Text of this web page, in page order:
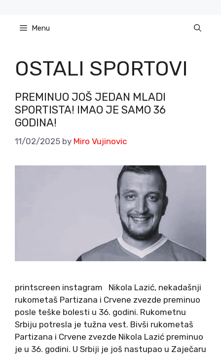
content Menu
OSTALI SPORTOVI
PREMINUO JOŠ JEDAN MLADI
SPORTISTA! IMAO JE SAMO 36
GODINA!
11/02/2025 by Miro Vujinovic
printscreen instagram Nikola Lazić, nekadašnji
rukometaš Partizana i Crvene zvezde preminuo
posle teške bolesti u 36. godini. Rukometnu
Srbiju potresla je tužna vest. Bivši rukometaš
Partizana i Crvene zvezde Nikola Lazić preminuo
je u 36. godini. U Srbiji je još nastupao u Zaječaru